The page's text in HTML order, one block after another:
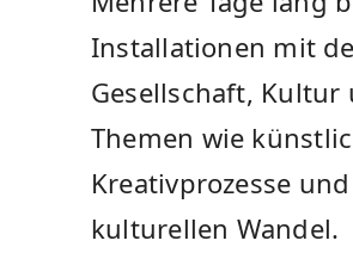
Installationen mit
Gesellschaft,
Themen wie
Kreativprozesse
kulturellen Wandel.